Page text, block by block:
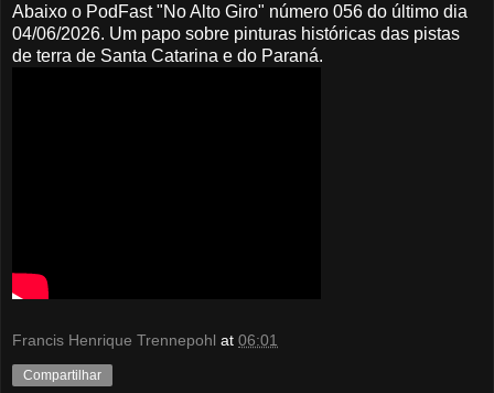
Abaixo o PodFast "No Alto Giro" número 056 do último dia
04/06/2026. Um papo sobre pinturas históricas das pistas
de terra de Santa Catarina e do Paraná.
Francis Henrique Trennepohl at 06:01
Compartilhar